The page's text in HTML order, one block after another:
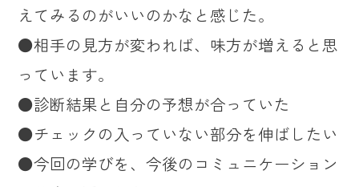
えてみるのがいいのかなと感じた。
●相手の見方が変われば、味方が増えると思
っています。
●診断結果と自分の予想が合っていた
●チェックの入っていない部分を伸ばしたい
●今回の学びを、今後のコミュニケーション